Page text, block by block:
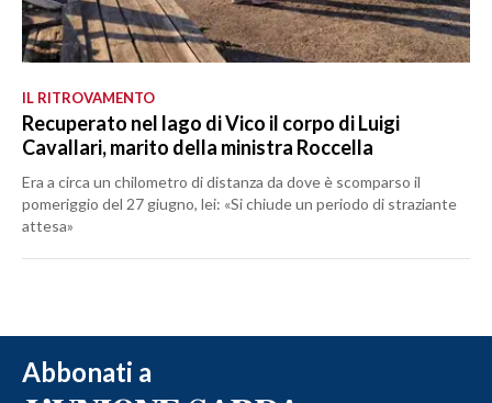
IL RITROVAMENTO
Recuperato nel lago di Vico il corpo di Luigi
Cavallari, marito della ministra Roccella
Era a circa un chilometro di distanza da dove è scomparso il
pomeriggio del 27 giugno, lei: «Si chiude un periodo di straziante
attesa»
Abbonati a